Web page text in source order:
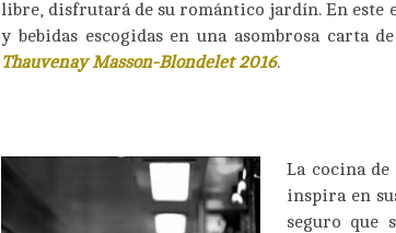
libre, disfrutará de su romántico jardín. En este
y bebidas escogidas en una asombrosa carta
ThauvenayMasson-Blondelet 2016.
La cocina
inspira en
seguro que